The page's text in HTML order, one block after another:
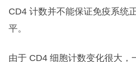
CD4 计数并不能保证免疫系统
平。
由于 CD4 细胞计数变化很大，